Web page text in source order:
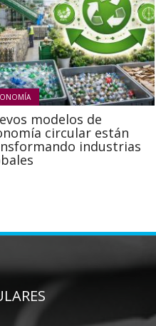
modelos de
circular están
industrias